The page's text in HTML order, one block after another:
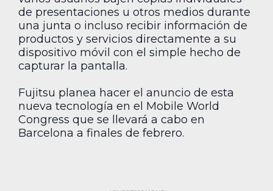
de presentaciones u otros medios durante
una junta o incluso recibir información de
productos y servicios directamente a su
dispositivo móvil con el simple hecho de
capturar la pantalla.
Fujitsu planea hacer el anuncio de esta
nueva tecnología en el Mobile World
Congress que se llevará a cabo en
Barcelona a finales de febrero.